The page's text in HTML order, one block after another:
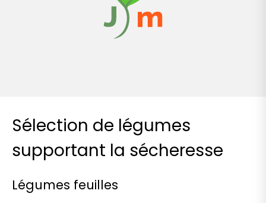
Sélection de légumes
supportant la sécheresse
Légumes feuilles